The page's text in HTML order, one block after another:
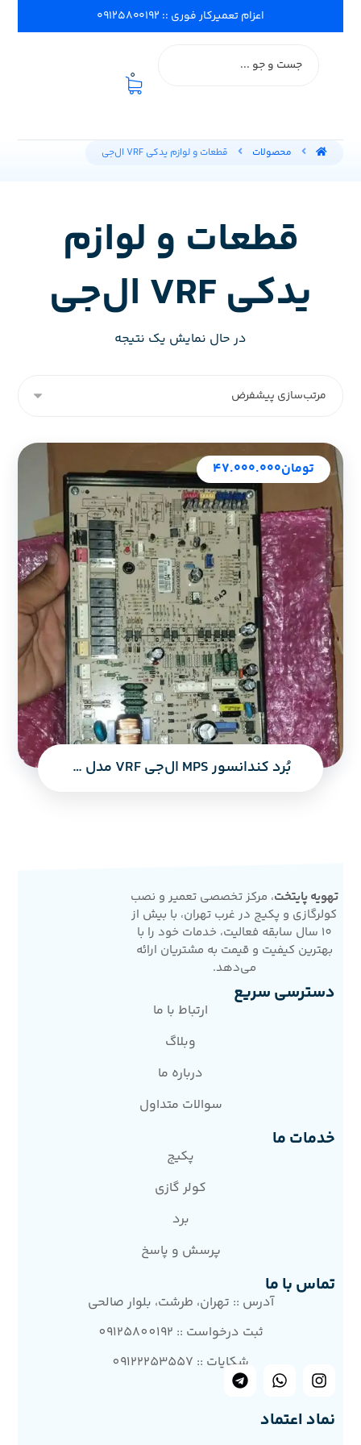
اعزام تعمیرکار فوری :: ۰۹۱۲۵۸۰۰۱۹۲
0
محصولات قطعات و لوازم یدکی VRF ال‌جی
قطعات و لوازم
یدکی VRF ال‌جی
در حال نمایش یک نتیجه
بُرد کندانسور MPS ال‌جی VRF مدل 100 (تک‌مداره و دومداره)
تومان۴۷.۰۰۰.۰۰۰
تهویه پایتخت، مرکز تخصصی تعمیر و نصب
کولرگازی و پکیج در غرب تهران، با بیش از
10 سال سابقه فعالیت، خدمات خود را با
بهترین کیفیت و قیمت به مشتریان ارائه
می‌دهد.
دسترسی سریع
ارتباط با ما
وبلاگ
درباره ما
سوالات متداول
خدمات ما
پکیج
کولر گازی
برد
پرسش و پاسخ
تماس با ما
آدرس :: تهران، طرشت، بلوار صالحی
ثبت درخواست :: 09125800192
شکایات :: 09122253557
نماد اعتماد